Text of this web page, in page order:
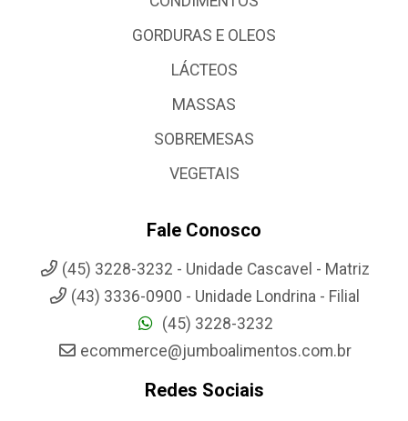
GORDURAS E OLEOS
LÁCTEOS
MASSAS
SOBREMESAS
VEGETAIS
Fale Conosco
(45) 3228-3232 - Unidade Cascavel - Matriz
(43) 3336-0900 - Unidade Londrina - Filial
(45) 3228-3232
ecommerce@jumboalimentos.com.br
Redes Sociais